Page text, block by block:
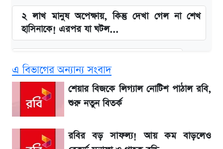
২ লাখ মানুষ অপেক্ষায়, কিন্তু দেখা গেল না শেখ
হাসিনাকে! এরপর যা ঘটল...
সাকিবের বাড়িতে হামলা নিয়ে মুখ খুললেন দিলীপ
ঘোষ
লিটনকে নিয়ে টিম ম্যানেজমেন্টের নতুন পরিকল্পনা
এ বিভাগের অন্যান্য সংবাদ
শেয়ার বিজকে লিগ্যাল নোটিশ পাঠাল রবি,
শুরু নতুন বিতর্ক
রবির বড় সাফল্য! আয় কম বাড়লেও